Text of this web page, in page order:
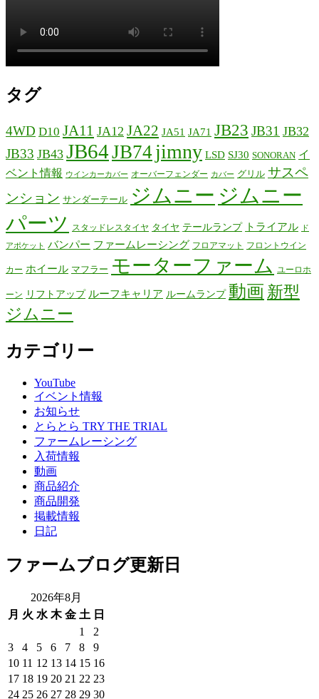
タグ
4WD D10 JA11 JA12 JA22 JA51 JA71 JB23 JB31 JB32
JB33 JB43 JB64JB74 jimny LSD SJ30 SONORAN イ
ベント情報
ウインカーカバー オーバーフェンダー カバー グリル サスペ
ンション サンダーテール ジムニー ジムニー
パーツ
スタッドレスタイヤ タイヤ テールランプ トライアル ド
アポケット バンパー ファームレーシング フロアマット フロントウイン
カー ホイール マフラー モーターファーム ユーロホ
ーン リフトアップ ルーフキャリア ルームランプ 動画 新型
ジムニー
カテゴリー
YouTube
イベント情報
お知らせ
とらとら TRY THE TRIAL
ファームレーシング
入荷情報
動画
商品紹介
商品開発
掲載情報
日記
ファームブログ更新日
2026年8月
月 火 水 木 金 土 日
1
2
3
4 5 6 7 8
9
10 11 12 13 14 15 16
17 18 19 20 21 22 23
24 25 26 27 28 29 30